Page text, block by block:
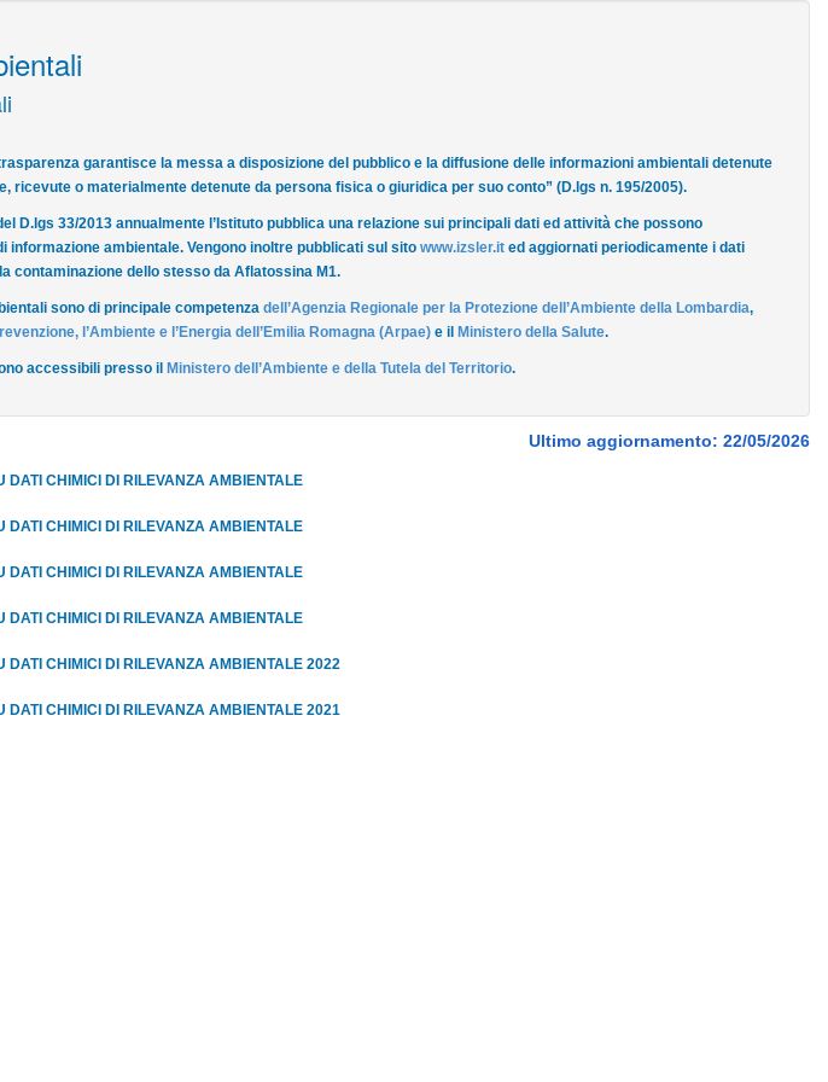
garantisce la messa a disposizione del pubblico e la diffusione delle informazioni ambientali detenute
ricevute o materialmente detenute da persona fisica o giuridica per suo conto” (D.lgs n. 195/2005).
D.lgs 33/2013 annualmente l’Istituto pubblica una relazione sui principali dati ed attività che possono
informazione ambientale. Vengono inoltre pubblicati sul sito www.izsler.it ed aggiornati periodicamente i dati
contaminazione dello stesso da Aflatossina M1.
sono di principale competenza dell’Agenzia Regionale per la Protezione dell’Ambiente della Lombardia,
l’Ambiente e l’Energia dell’Emilia Romagna (Arpae) e il Ministero della Salute.
accessibili presso il Ministero dell’Ambiente e della Tutela del Territorio.
Ultimo aggiornamento: 22/05/2026
DATI CHIMICI DI RILEVANZA AMBIENTALE
DATI CHIMICI DI RILEVANZA AMBIENTALE
DATI CHIMICI DI RILEVANZA AMBIENTALE
DATI CHIMICI DI RILEVANZA AMBIENTALE
DATI CHIMICI DI RILEVANZA AMBIENTALE 2022
DATI CHIMICI DI RILEVANZA AMBIENTALE 2021